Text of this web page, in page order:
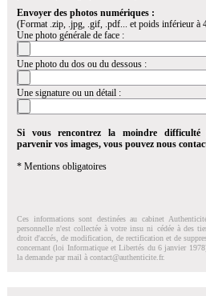
Envoyer des photos numériques :
(Format .zip, .jpg, .gif, .pdf... et poids inférieur à
Une photo générale de face :
Une photo du dos ou du dessous :
Une signature ou un détail :
Si vous rencontrez la moindre
parvenir vos images, vous pouvez nous
* Mentions obligatoires
Ces informations sont destinées au cabinet
personnelle n'est collectée à votre insu ni cédée à des
droit d'accés, de modification, de rectification et de
concernant (loi Informatique et Libertés du 6 janvier
la demande par mail à contact@authenticite.fr.